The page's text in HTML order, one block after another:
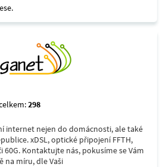
298
internet nejen do domácnosti, ale také
xDSL, optické připojení FFTH,
60G. Kontaktujte nás, pokusíme se Vám
na míru, dle Vaši